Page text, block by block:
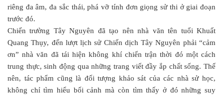
riêng đa âm, đa sắc thái, phá vỡ tính đơn giọng sử thi ở giai đoạn
trước đó.
Chiến trường Tây Nguyên đã tạo nên nhà văn tên tuổi Khuất
Quang Thụy, đến lượt lịch sử Chiến dịch Tây Nguyên phải “cảm
ơn” nhà văn đã tái hiện không khí chiến trận thời đó một cách
trung thực, sinh động qua những trang viết đầy ắp chất sống. Thế
nên, tác phẩm cũng là đối tượng khảo sát của các nhà sử học,
không chỉ tìm hiểu bối cảnh mà còn tìm thấy ở đó những suy